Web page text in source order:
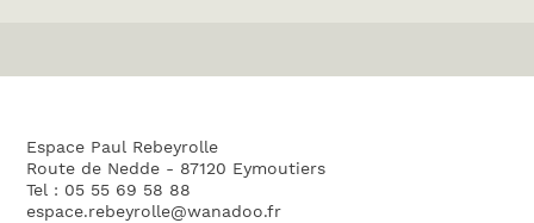
Espace Paul Rebeyrolle
Route de Nedde - 87120 Eymoutiers
Tel : 05 55 69 58 88
espace.rebeyrolle@wanadoo.fr